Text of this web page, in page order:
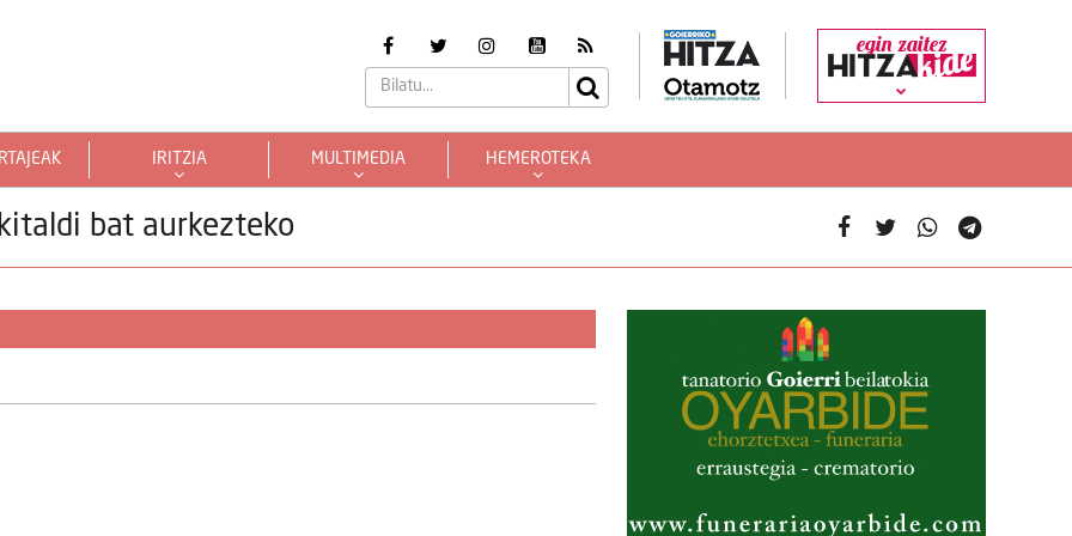
egin zaitez
IRITZIA MULTIMEDIA HEMEROTEKA
bat aurkezteko